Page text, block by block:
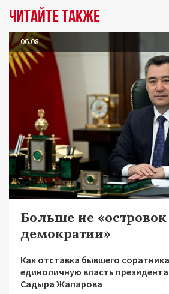
Читайте также
06.08
Больше не «островок
демократии»
Как отставка бывшего
единоличную власть
Садыра Жапарова